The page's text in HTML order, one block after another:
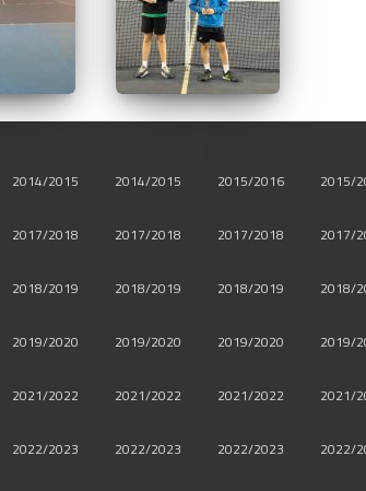
2014/2015 2014/2015 2015/2016 2015/
2017/2018 2017/2018 2017/2018 2017/
2018/2019 2018/2019 2018/2019 2018/
2019/2020 2019/2020 2019/2020 2019/
2021/2022 2021/2022 2021/2022 2021/
2022/2023 2022/2023 2022/2023 2022/